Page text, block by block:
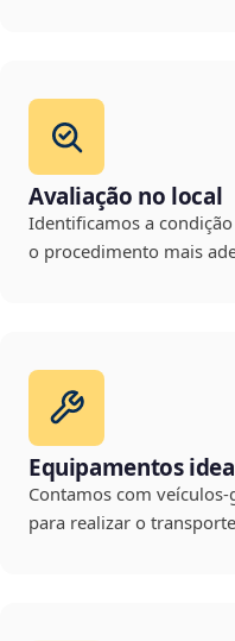
Avaliação no local
Identificamos a
o procedimento mais
Equipamentos
Contamos com
para realizar o